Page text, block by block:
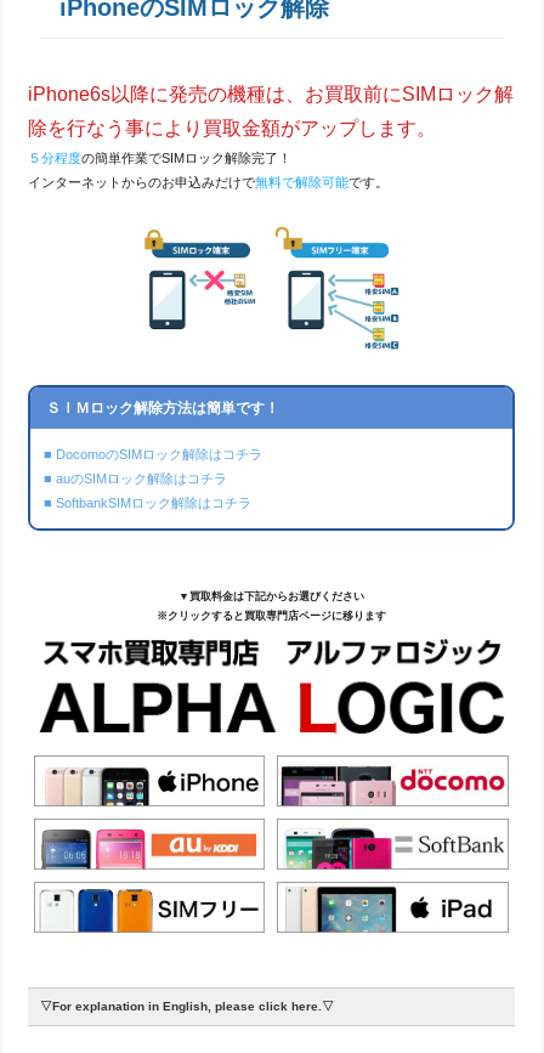
iPhoneのSIMロック解除
iPhone6s以降に発売の機種は、お買取前にSIMロック解
除を行なう事により買取金額がアップします。
５分程度の簡単作業でSIMロック解除完了！
インターネットからのお申込みだけで無料で解除可能です。
ＳＩＭロック解除方法は簡単です！
■ DocomoのSIMロック解除はコチラ
■ auのSIMロック解除はコチラ
■ SoftbankSIMロック解除はコチラ
▼買取料金は下記からお選びください
※クリックすると買取専門店ページに移ります
▽For explanation in English, please click here.▽